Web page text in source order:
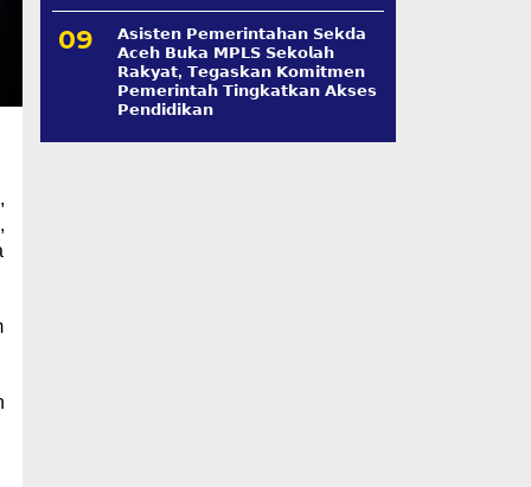
𝗔𝘀𝗶𝘀𝘁𝗲𝗻 𝗣𝗲𝗺𝗲𝗿𝗶𝗻𝘁𝗮𝗵𝗮𝗻 𝗦𝗲k𝗱𝗮
𝗔𝗰𝗲𝗵 𝗕𝘂𝗸𝗮 𝗠𝗣𝗟𝗦 𝗦𝗲𝗸𝗼𝗹𝗮𝗵
𝗥𝗮𝗸𝘆𝗮𝘁, 𝗧𝗲𝗴𝗮𝘀𝗸𝗮𝗻 𝗞𝗼𝗺𝗶𝘁𝗺𝗲𝗻
𝗣𝗲𝗺𝗲𝗿𝗶𝗻𝘁𝗮𝗵 𝗧𝗶𝗻𝗴𝗸𝗮𝘁𝗸𝗮𝗻 𝗔𝗸𝘀𝗲𝘀
𝗣𝗲𝗻𝗱𝗶𝗱𝗶𝗸𝗮𝗻